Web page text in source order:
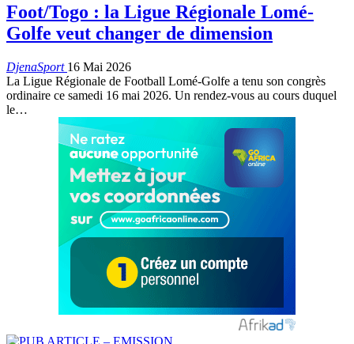
Foot/Togo : la Ligue Régionale Lomé-
Golfe veut changer de dimension
DjenaSport 16 Mai 2026
La Ligue Régionale de Football Lomé-Golfe a tenu son congrès
ordinaire ce samedi 16 mai 2026. Un rendez-vous au cours duquel
le…